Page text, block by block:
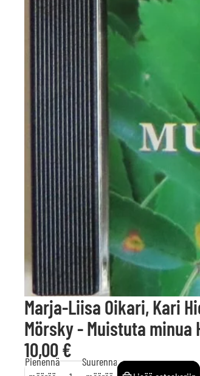
Marja-Liisa Oikari, Kari
Mörsky - Muistuta minua
10,00 €
Pienennä
Suurenna